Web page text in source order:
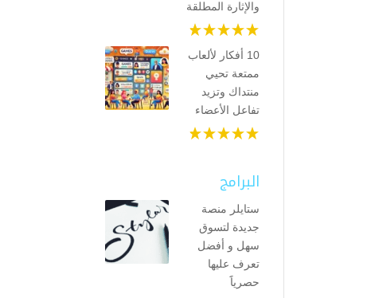
والإثارة المطلقة
10 أفكار لألعاب
ممتعة تحيي
منتداك وتزيد
تفاعل الأعضاء
البرامج
ستايلر منصة
جديدة لتسوق
سهل و أفضل
تعرف عليها
حصرياََ